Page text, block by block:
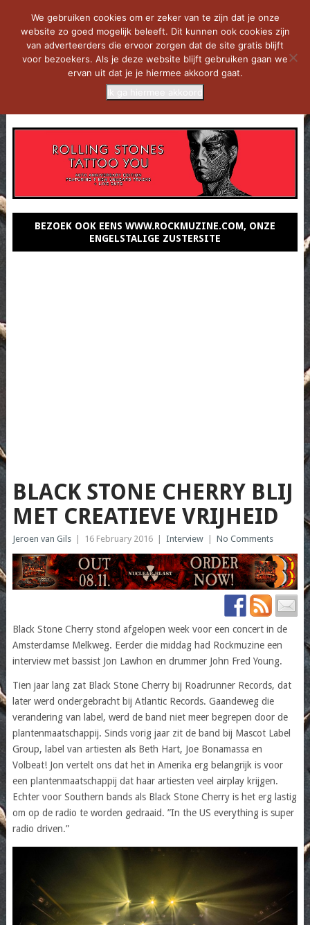
BEZOEK OOK EENS WWW.ROCKMUZINE.COM, ONZE
ENGELSTALIGE ZUSTERSITE
BLACK STONE CHERRY BLIJ
MET CREATIEVE VRIJHEID
Jeroen van Gils 16 February 2016 Interview No Comments
Black Stone Cherry stond afgelopen week voor een concert in de
Amsterdamse Melkweg. Eerder die middag had Rockmuzine een
interview met bassist Jon Lawhon en drummer John Fred Young.
Tien jaar lang zat Black Stone Cherry bij Roadrunner Records, dat
later werd ondergebracht bij Atlantic Records. Gaandeweg die
verandering van label, werd de band niet meer begrepen door de
plantenmaatschappij. Sinds vorig jaar zit de band bij Mascot Label
Group, label van artiesten als Beth Hart, Joe Bonamassa en
Volbeat! Jon vertelt ons dat het in Amerika erg belangrijk is voor
een plantenmaatschappij dat haar artiesten veel airplay krijgen.
Echter voor Southern bands als Black Stone Cherry is het erg lastig
om op de radio te worden gedraaid. ”In the US everything is super
radio driven.”
We gebruiken cookies om er zeker van te zijn dat je onze
website zo goed mogelijk beleeft. Dit kunnen ook cookies zijn
van adverteerders die ervoor zorgen dat de site gratis blijft
voor bezoekers. Als je deze website blijft gebruiken gaan we
ervan uit dat je je hiermee akkoord gaat.
Ik ga hiermee akkoord